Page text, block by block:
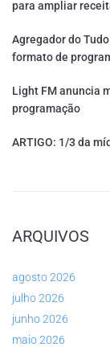
para ampliar
Agregador do
formato de
Light FM anuncia
programação
ARTIGO: 1/3 da
ARQUIVOS
agosto 2026
julho 2026
junho 2026
maio 2026